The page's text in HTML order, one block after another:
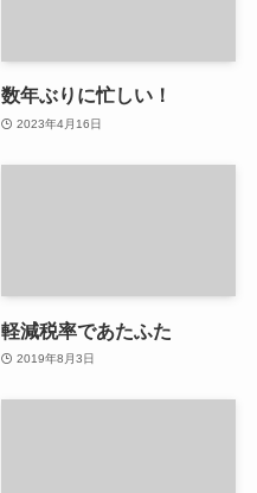
数年ぶりに忙しい！
2023年4月16日
軽減税率であたふた
2019年8月3日